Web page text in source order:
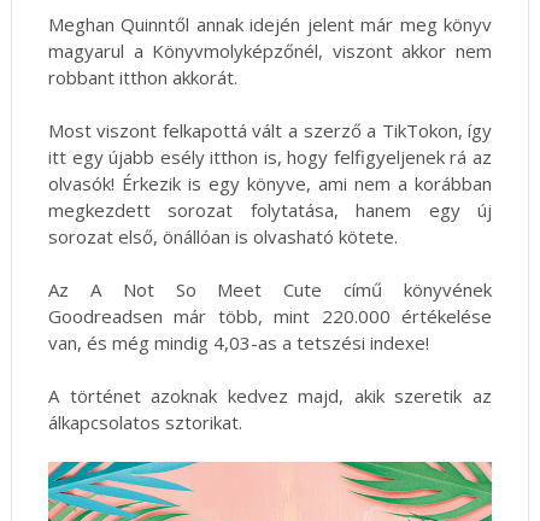
Meghan Quinntől annak idején jelent már meg könyv
magyarul a Könyvmolyképzőnél, viszont akkor nem
robbant itthon akkorát.
Most viszont felkapottá vált a szerző a TikTokon, így
itt egy újabb esély itthon is, hogy felfigyeljenek rá az
olvasók! Érkezik is egy könyve, ami nem a korábban
megkezdett sorozat folytatása, hanem egy új
sorozat első, önállóan is olvasható kötete.
Az A Not So Meet Cute című könyvének
Goodreadsen már több, mint 220.000 értékelése
van, és még mindig 4,03-as a tetszési indexe!
A történet azoknak kedvez majd, akik szeretik az
álkapcsolatos sztorikat.